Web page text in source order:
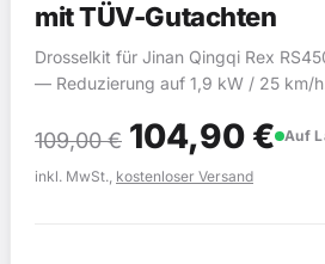
mit TÜV-Gutachten
Drosselkit für Jinan Qingqi Rex
— Reduzierung auf 1,9 kW / 25 km/
109,00€
Preis
104,90 € Auf
inkl. MwSt., kostenloser Versand